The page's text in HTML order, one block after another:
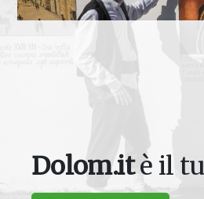
Dolom.itè il